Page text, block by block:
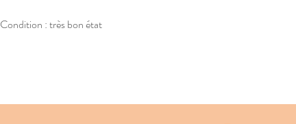
Condition : très bon état